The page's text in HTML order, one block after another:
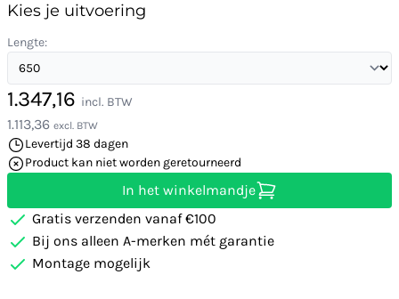
Kies je uitvoering
Lengte:
1.347,16 incl. BTW
1.113,36 excl. BTW
Levertijd 38 dagen
Product kan niet worden geretourneerd
In het winkelmandje
Gratis verzenden vanaf €100
Bij ons alleen A-merken mét garantie
Montage mogelijk